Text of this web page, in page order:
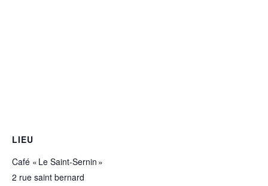
LIEU
Café « Le Saint-Sernin »
2 rue saint bernard